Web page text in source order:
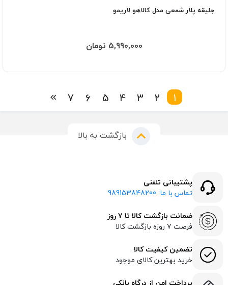
جلیقه پلار شمعی مدل کالاهو لاریمو
5,990,000 تومان
1
2
3
4
5
6
7
بازگشت به بالا
پشتیبانی تلفنی
تماس با ما: 989153848200
ضمانت بازگشت کالا تا ۷ روز
فرصت ۷ روزه بازگشت کالا
تضمین کیفیت کالا
خرید بهترین کالای موجود